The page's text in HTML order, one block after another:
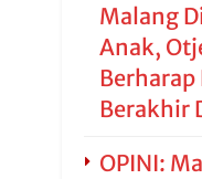
Malang
Anak,
Berakhir
OPINI: